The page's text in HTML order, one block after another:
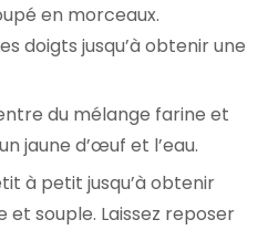
en morceaux.
doigts jusqu’à obtenir une
du mélange farine et
jaune d’œuf et l’eau.
à petit jusqu’à obtenir
souple. Laissez reposer